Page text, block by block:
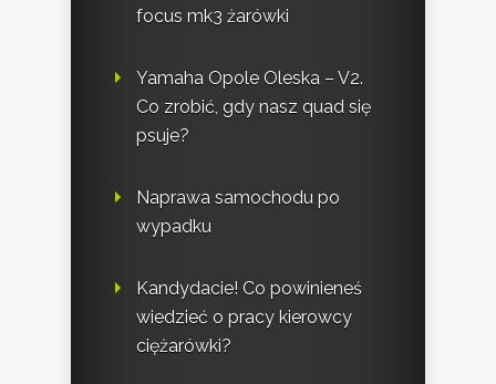
focus mk3 żarówki
Yamaha Opole Oleska – V2.
Co zrobić, gdy nasz quad się
psuje?
Naprawa samochodu po
wypadku
Kandydacie! Co powinieneś
wiedzieć o pracy kierowcy
ciężarówki?